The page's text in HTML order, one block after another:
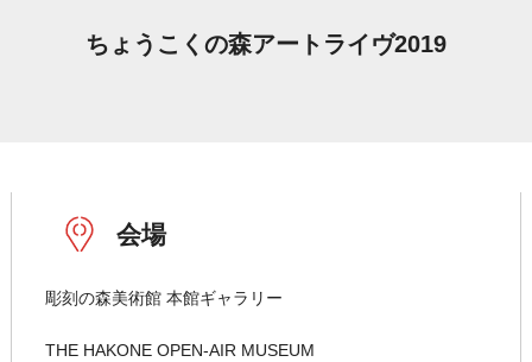
ちょうこくの森アートライヴ2019
会場
彫刻の森美術館 本館ギャラリー
THE HAKONE OPEN-AIR MUSEUM